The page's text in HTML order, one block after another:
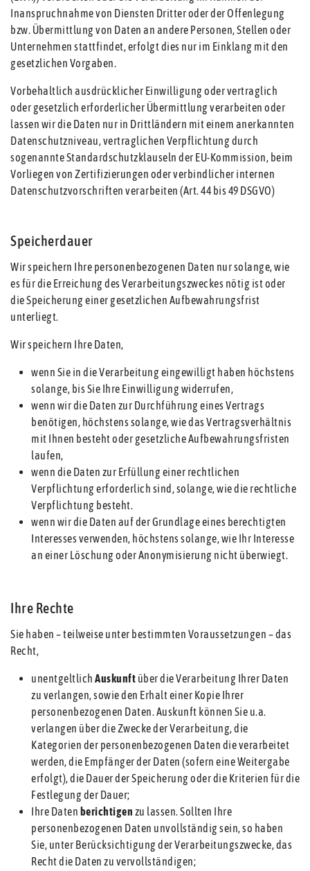
Inanspruchnahme von Diensten Dritter oder der Offenlegung
bzw. Übermittlung von Daten an andere Personen, Stellen oder
Unternehmen stattfindet, erfolgt dies nur im Einklang mit den
gesetzlichen Vorgaben.
Vorbehaltlich ausdrücklicher Einwilligung oder vertraglich
oder gesetzlich erforderlicher Übermittlung verarbeiten oder
lassen wir die Daten nur in Drittländern mit einem anerkannten
Datenschutzniveau, vertraglichen Verpflichtung durch
sogenannte Standardschutzklauseln der EU-Kommission, beim
Vorliegen von Zertifizierungen oder verbindlicher internen
Datenschutzvorschriften verarbeiten (Art. 44 bis 49 DSGVO)
Speicherdauer
Wir speichern Ihre personenbezogenen Daten nur solange, wie
es für die Erreichung des Verarbeitungszweckes nötig ist oder
die Speicherung einer gesetzlichen Aufbewahrungsfrist
unterliegt.
Wir speichern Ihre Daten,
wenn Sie in die Verarbeitung eingewilligt haben höchstens
solange, bis Sie Ihre Einwilligung widerrufen,
wenn wir die Daten zur Durchführung eines Vertrags
benötigen, höchstens solange, wie das Vertragsverhältnis
mit Ihnen besteht oder gesetzliche Aufbewahrungsfristen
laufen,
wenn die Daten zur Erfüllung einer rechtlichen
Verpflichtung erforderlich sind, solange, wie die rechtliche
Verpflichtung besteht.
wenn wir die Daten auf der Grundlage eines berechtigten
Interesses verwenden, höchstens solange, wie Ihr Interesse
an einer Löschung oder Anonymisierung nicht überwiegt.
Ihre Rechte
Sie haben – teilweise unter bestimmten Voraussetzungen – das
Recht,
unentgeltlich Auskunft über die Verarbeitung Ihrer Daten
zu verlangen, sowie den Erhalt einer Kopie Ihrer
personenbezogenen Daten. Auskunft können Sie u.a.
verlangen über die Zwecke der Verarbeitung, die
Kategorien der personenbezogenen Daten die verarbeitet
werden, die Empfänger der Daten (sofern eine Weitergabe
erfolgt), die Dauer der Speicherung oder die Kriterien für die
Festlegung der Dauer;
Ihre Daten berichtigen zu lassen. Sollten Ihre
personenbezogenen Daten unvollständig sein, so haben
Sie, unter Berücksichtigung der Verarbeitungszwecke, das
Recht die Daten zu vervollständigen;